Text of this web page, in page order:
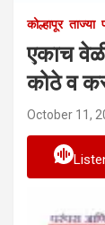
कोल्हापूर ताज्या
एकाच
कोठे व
October 11,